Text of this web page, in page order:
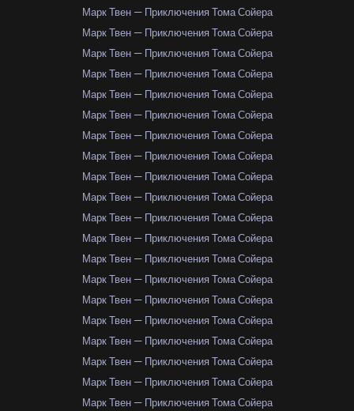
Марк Твен — Приключения Тома Сойера
Марк Твен — Приключения Тома Сойера
Марк Твен — Приключения Тома Сойера
Марк Твен — Приключения Тома Сойера
Марк Твен — Приключения Тома Сойера
Марк Твен — Приключения Тома Сойера
Марк Твен — Приключения Тома Сойера
Марк Твен — Приключения Тома Сойера
Марк Твен — Приключения Тома Сойера
Марк Твен — Приключения Тома Сойера
Марк Твен — Приключения Тома Сойера
Марк Твен — Приключения Тома Сойера
Марк Твен — Приключения Тома Сойера
Марк Твен — Приключения Тома Сойера
Марк Твен — Приключения Тома Сойера
Марк Твен — Приключения Тома Сойера
Марк Твен — Приключения Тома Сойера
Марк Твен — Приключения Тома Сойера
Марк Твен — Приключения Тома Сойера
Марк Твен — Приключения Тома Сойера